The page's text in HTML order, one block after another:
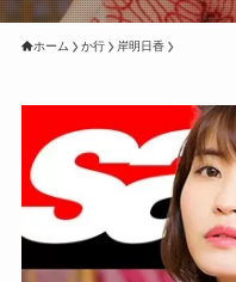
ホーム か行 岸明日香